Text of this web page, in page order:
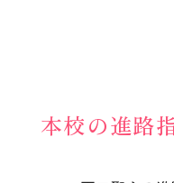
本校の進路